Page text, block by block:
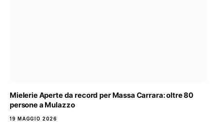
Mielerie Aperte da record per Massa Carrara: oltre 80
persone a Mulazzo
19 MAGGIO 2026